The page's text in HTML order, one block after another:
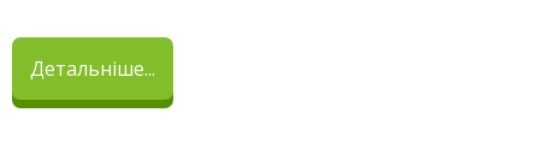
Детальніше...